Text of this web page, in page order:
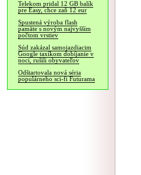
Telekom pridal 12 GB balík
pre Easy, chce zaň 12 eur
Spustená výroba flash
pamäte s novým najvyšším
počtom vrstiev
Súd zakázal samojazdiacim
Google taxíkom dobíjanie v
noci, rušili obyvateľov
Odštartovala nová séria
populárneho sci-fi Futurama